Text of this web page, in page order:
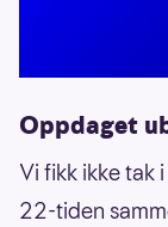
Oppdaget
Vi fikk ikke tak
22-tiden